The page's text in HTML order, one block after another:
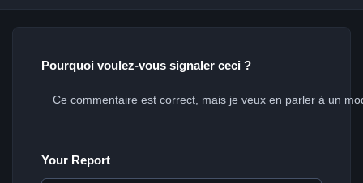
Pourquoi voulez-vous signaler ceci ?
Your Report